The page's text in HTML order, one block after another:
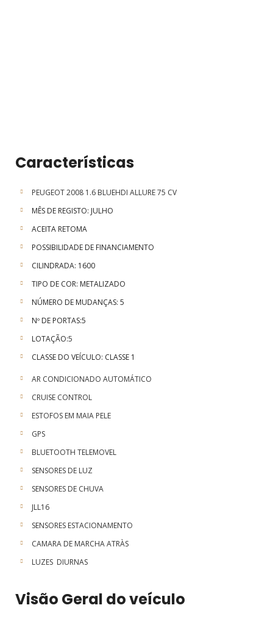
Características
PEUGEOT 2008 1.6 BLUEHDI ALLURE 75 CV
MÊS DE REGISTO: JULHO
ACEITA RETOMA
POSSIBILIDADE DE FINANCIAMENTO
CILINDRADA: 1600
TIPO DE COR: METALIZADO
NÚMERO DE MUDANÇAS: 5
Nº DE PORTAS:5
LOTAÇÃO:5
CLASSE DO VEÍCULO: CLASSE 1
AR CONDICIONADO AUTOMÁTICO
CRUISE CONTROL
ESTOFOS EM MAIA PELE
GPS
BLUETOOTH TELEMOVEL
SENSORES DE LUZ
SENSORES DE CHUVA
JLL16
SENSORES ESTACIONAMENTO
CAMARA DE MARCHA ATRÀS
LUZES DIURNAS
Visão Geral do veículo